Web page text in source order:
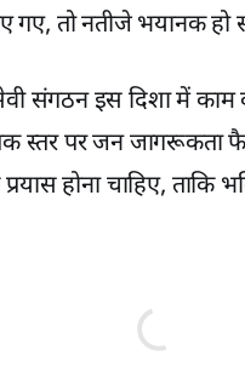
गए, तो नतीजे भयानक हो
संगठन इस दिशा में काम
स्तर पर जन
होना चाहिए,